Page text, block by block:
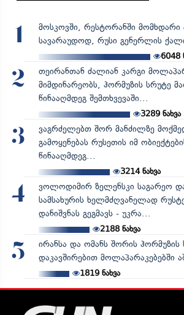
1
მოსკოვში, რესტორანში მომხდარი
სავარაუდოდ, რუსი გენერლის
6048
2
თეირანთან ძალიან კარგი
მიმდინარეობს, ჰორმუზის სრუტე
წინააღმდეგ შემთხვევაში...
3289ნახვა
3
ვაგრძელებთ შორ მანძილზე
გამოყენებას რუსეთის იმ
წინააღმდეგ...
3214ნახვა
4
ვოლოდიმირ ზელენსკი საგარეო
სამსახურის ხელმძღვანელად
დანიშვნას გეგმავს - უკრა...
2188ნახვა
5
ირანსა და ომანს შორის ჰორმუზის
დაკავშირებით მოლაპარაკებებში
1819ნახვა